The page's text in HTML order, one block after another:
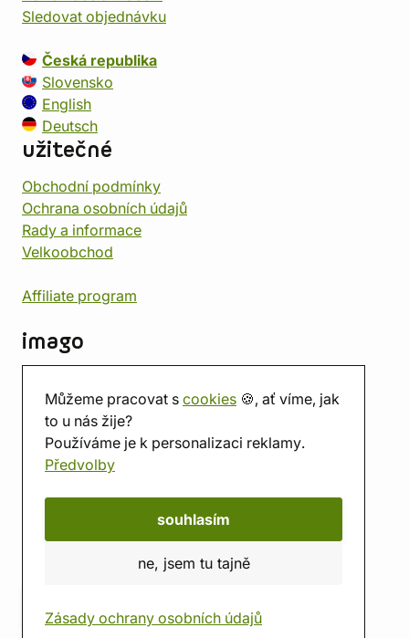
Můžeme pracovat s cookies 🍪, ať víme, jak
to u nás žije?
Používáme je k personalizaci reklamy.
Předvolby
souhlasím
ne, jsem tu tajně
Zásady ochrany osobních údajů
Sledovat objednávku
Česká republika
Slovensko
English
Deutsch
užitečné
Obchodní podmínky
Ochrana osobních údajů
Rady a informace
Velkoobchod
Affiliate program
imago
Prodejna
Herna
O nás
Hodnocení obchodu